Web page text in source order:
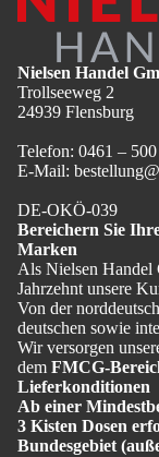
Nielsen Handel
Trollseeweg 2
24939 Flensburg
Telefon: 0461 –
E-Mail:
DE-OKÖ-039
Bereichern Sie
Marken
Als Nielsen Handel
Jahrzehnt unsere
Von der
deutschen sowie
Wir versorgen
dem FMCG-
Lieferkonditionen
Ab einer
3 Kisten Dosen
Bundesgebiet